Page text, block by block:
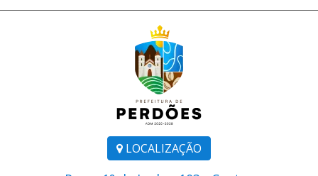
LOCALIZAÇÃO